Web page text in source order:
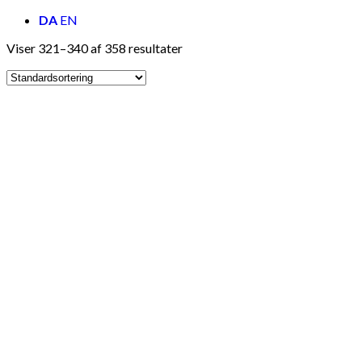
DA EN
Viser 321–340 af 358 resultater